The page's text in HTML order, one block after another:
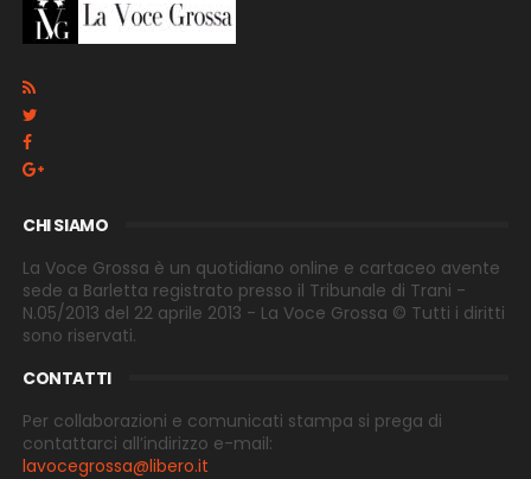
CHI SIAMO
La Voce Grossa è un quotidiano online e cartaceo avente
sede a Barletta registrato presso il Tribunale di Trani -
N.05/2013 del 22 aprile 2013 - La Voce Grossa © Tutti i diritti
sono riservati.
CONTATTI
Per collaborazioni e comunicati stampa si prega di
contattarci all’indirizzo e-mail:
lavocegrossa@libero.it